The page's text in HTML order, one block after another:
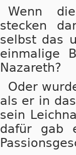
Wenn
stecken
selbst das
einmalige
Nazareth?
Oder
als er in
sein
dafür gab